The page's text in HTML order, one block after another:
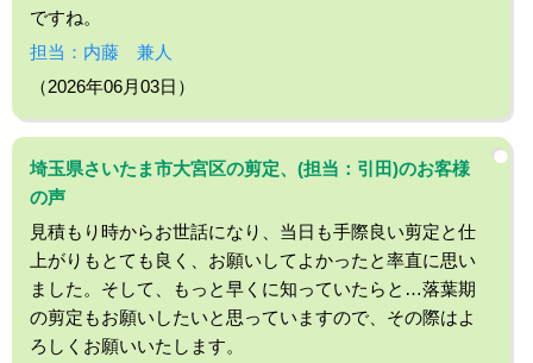
ですね。
担当：内藤 兼人
（2026年06月03日）
埼玉県さいたま市大宮区の剪定、(担当：引田)のお客様
の声
見積もり時からお世話になり、当日も手際良い剪定と仕
上がりもとても良く、お願いしてよかったと率直に思い
ました。そして、もっと早くに知っていたらと…落葉期
の剪定もお願いしたいと思っていますので、その際はよ
ろしくお願いいたします。